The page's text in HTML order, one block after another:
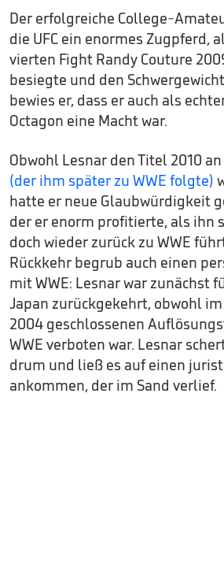
Der erfolgreiche College-
die UFC ein enormes Zugpferd,
vierten Fight Randy Couture
besiegte und den
bewies er, dass er auch als
Octagon eine Macht war.
Obwohl Lesnar den Titel 2010 an
(der ihm später zu WWE folgte)
hatte er neue Glaubwürdigkeit
der er enorm profitierte, als ihn
doch wieder zurück zu WWE
Rückkehr begrub auch einen
mit WWE: Lesnar war zunächst
Japan zurückgekehrt, obwohl
2004 geschlossenen
WWE verboten war. Lesnar
drum und ließ es auf einen
ankommen, der im Sand verlief.